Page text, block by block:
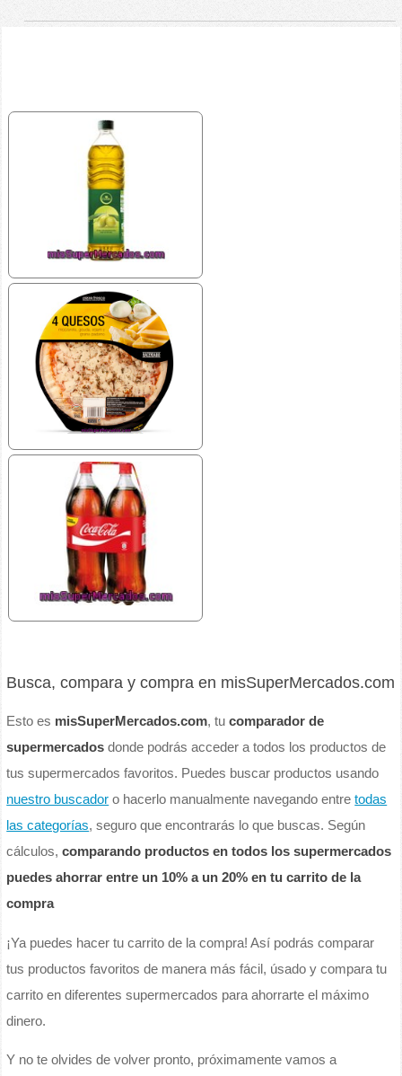
Busca, compara y compra en misSuperMercados.com
Esto es misSuperMercados.com, tucomparador de
supermercados donde podrás acceder a todos los productos de
tus supermercados favoritos. Puedes buscar productos usando
nuestro buscador o hacerlo manualmente navegando entretodas
las categorías, seguro que encontrarás lo que buscas. Según
cálculos,comparando productos en todos los supermercados
puedes ahorrar entre un 10% a un 20% en tu carrito de la
compra
¡Ya puedes hacer tu carrito de la compra! Así podrás comparar
tus productos favoritos de manera más fácil, úsado y compara tu
carrito en diferentes supermercados para ahorrarte el máximo
dinero.
Y no te olvides de volver pronto, próximamente vamos a